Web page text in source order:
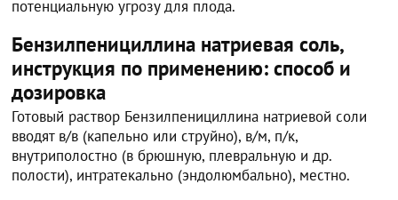
потенциальную угрозу для плода.
Бензилпенициллина натриевая соль,
инструкция по применению: способ и
дозировка
Готовый раствор Бензилпенициллина натриевой соли
вводят в/в (капельно или струйно), в/м, п/к,
внутриполостно (в брюшную, плевральную и др.
полости), интратекально (эндолюмбально), местно.